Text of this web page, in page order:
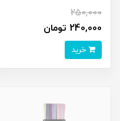
250,000
240,000 تومان